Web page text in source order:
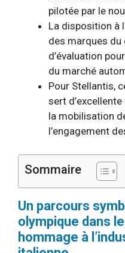
pilotée par le
La disposition à
des marques du
d’évaluation
du marché
Pour Stellantis,
sert
la mobilisation
l’engagement
Sommaire
Un parcours
olympique dans
hommage à